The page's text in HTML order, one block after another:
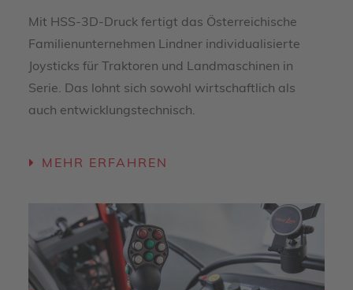
Mit HSS-3D-Druck fertigt das Österreichische
Familienunternehmen Lindner individualisierte
Joysticks für Traktoren und Landmaschinen in
Serie. Das lohnt sich sowohl wirtschaftlich als
auch entwicklungstechnisch.
MEHR ERFAHREN